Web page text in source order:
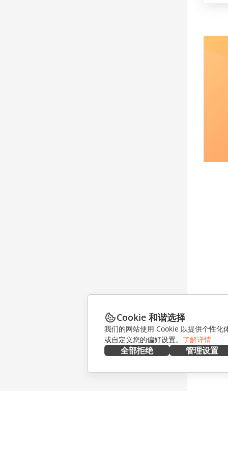
Cookie 和谐选择
我们的网站使用 Cookie 以提供个性化
或自定义您的偏好设置。 了解详情
全部拒绝 管理设置